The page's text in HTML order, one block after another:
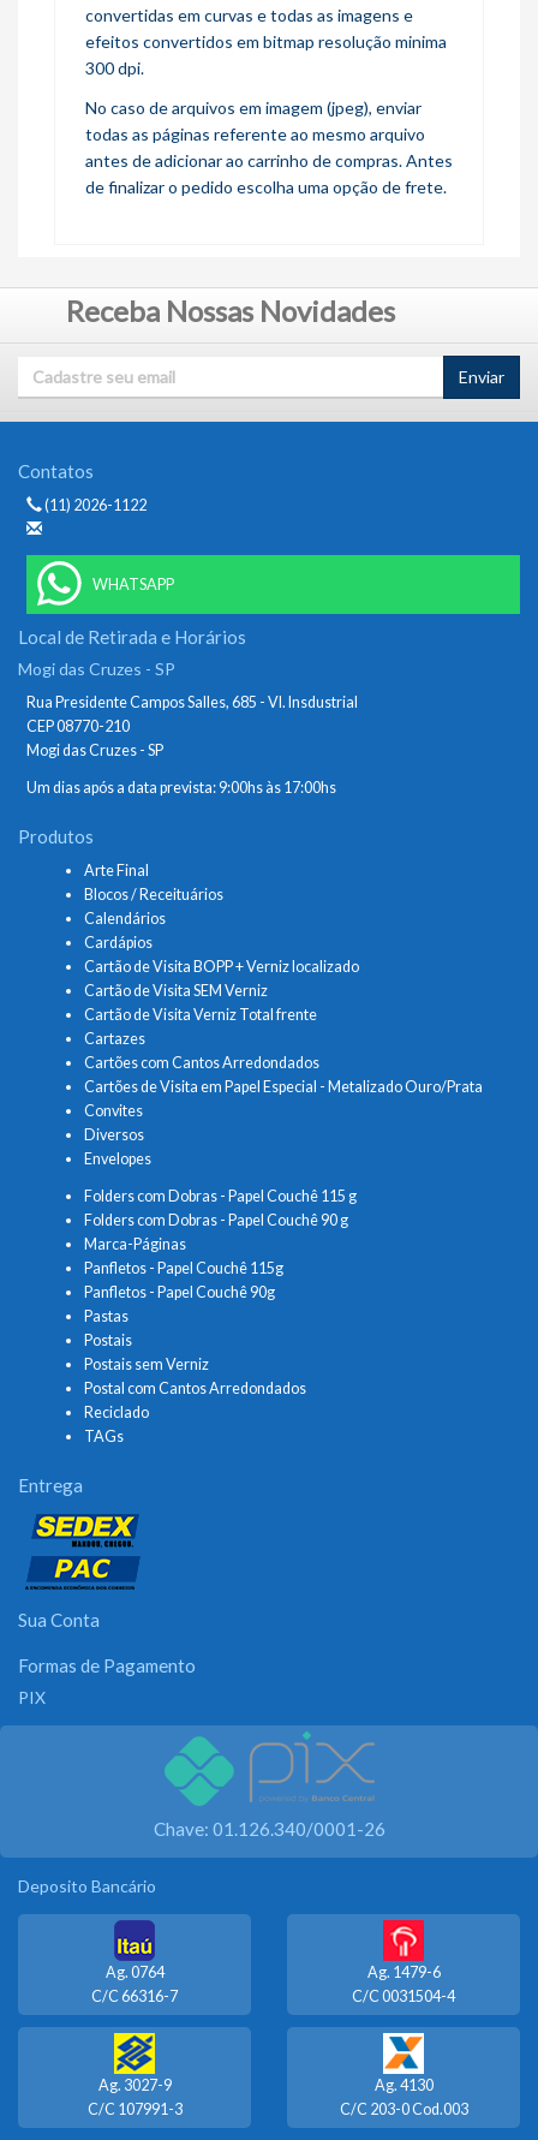
convertidas em curvas e todas as imagens e
efeitos convertidos em bitmap resolução minima
300 dpi.
No caso de arquivos em imagem (jpeg), enviar
todas as páginas referente ao mesmo arquivo
antes de adicionar ao carrinho de compras. Antes
de finalizar o pedido escolha uma opção de frete.
Receba Nossas Novidades
Enviar
Contatos
(11) 2026-1122
WHATSAPP
Local de Retirada e Horários
Mogi das Cruzes - SP
Rua Presidente Campos Salles, 685 - Vl. Insdustrial
CEP 08770-210
Mogi das Cruzes - SP
Um dias após a data prevista: 9:00hs às 17:00hs
Produtos
Arte Final
Blocos / Receituários
Calendários
Cardápios
Cartão de Visita BOPP + Verniz localizado
Cartão de Visita SEM Verniz
Cartão de Visita Verniz Total frente
Cartazes
Cartões com Cantos Arredondados
Cartões de Visita em Papel Especial - Metalizado Ouro/Prata
Convites
Diversos
Envelopes
Folders com Dobras - Papel Couchê 115 g
Folders com Dobras - Papel Couchê 90 g
Marca-Páginas
Panfletos - Papel Couchê 115g
Panfletos - Papel Couchê 90g
Pastas
Postais
Postais sem Verniz
Postal com Cantos Arredondados
Reciclado
TAGs
Entrega
Sua Conta
Formas de Pagamento
PIX
Chave: 01.126.340/0001-26
Deposito Bancário
Ag. 0764
C/C 66316-7
Ag. 1479-6
C/C 0031504-4
Ag. 3027-9
C/C 107991-3
Ag. 4130
C/C 203-0 Cod.003